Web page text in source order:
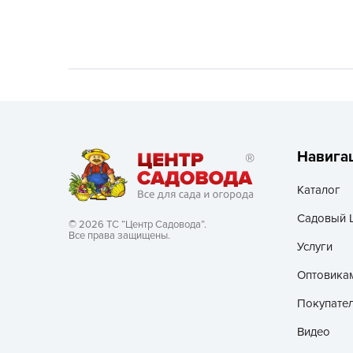
© 2026 ТС “Центр Садовода”.
Все права защищены.
Каталог
Садовый
Услуги
Видео